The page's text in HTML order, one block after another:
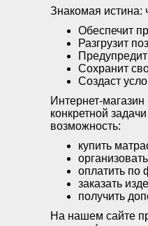
Знакомая истина:
Обеспечит
Разгрузит
Предупредит
Сохранит
Создаст
Интернет-
конкретной
возможность:
купить
оплатить по
заказать
получить
На нашем сайте